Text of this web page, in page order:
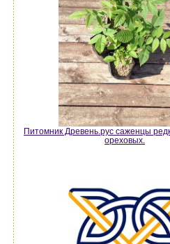
Питомник Древень.рус саженцы
ореховых.